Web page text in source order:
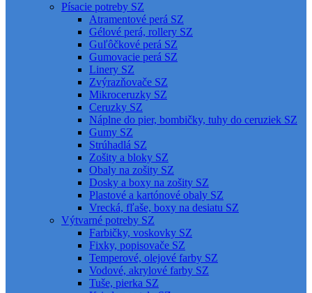
Písacie potreby SZ
Atramentové perá SZ
Gélové perá, rollery SZ
Guľôčkové perá SZ
Gumovacie perá SZ
Linery SZ
Zvýrazňovače SZ
Mikroceruzky SZ
Ceruzky SZ
Náplne do pier, bombičky, tuhy do ceruziek SZ
Gumy SZ
Strúhadlá SZ
Zošity a bloky SZ
Obaly na zošity SZ
Dosky a boxy na zošity SZ
Plastové a kartónové obaly SZ
Vrecká, fľaše, boxy na desiatu SZ
Výtvarné potreby SZ
Farbičky, voskovky SZ
Fixky, popisovače SZ
Temperové, olejové farby SZ
Vodové, akrylové farby SZ
Tuše, pierka SZ